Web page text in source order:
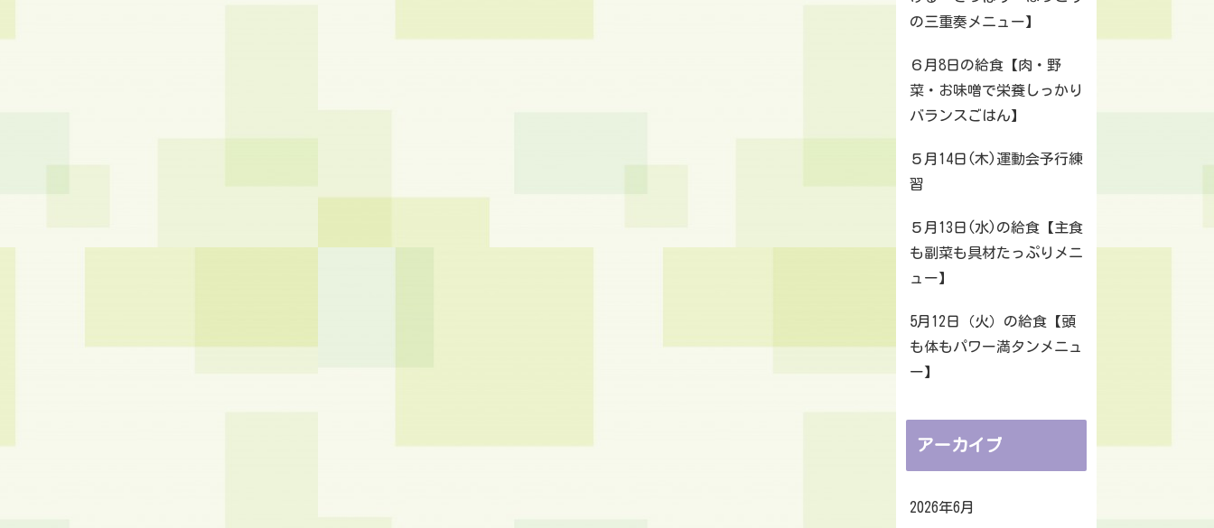
の三重奏メニュー】
６月8日の給食【肉・野
菜・お味噌で栄養しっかり
バランスごはん】
５月14日(木)運動会予行練
習
５月13日(水)の給食【主食
も副菜も具材たっぷりメニ
ュー】
5月12日（火）の給食【頭
も体もパワー満タンメニュ
ー】
アーカイブ
2026年6月